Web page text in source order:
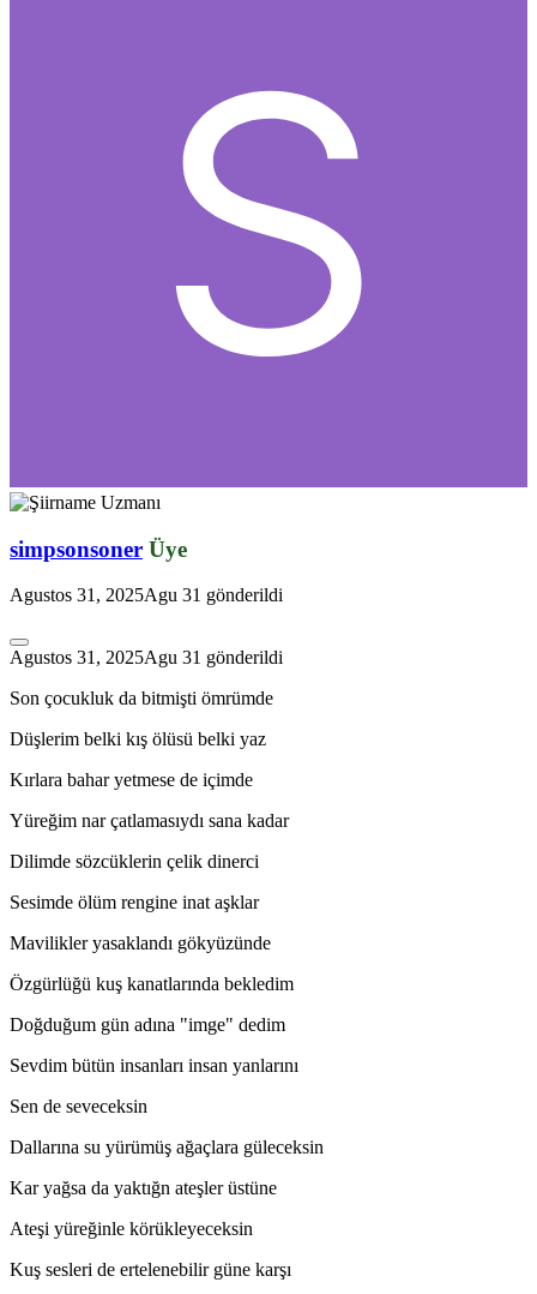
simpsonsoner Üye
Agustos 31, 2025Agu 31 gönderildi
Agustos 31, 2025Agu 31 gönderildi
Son çocukluk da bitmişti ömrümde
Düşlerim belki kış ölüsü belki yaz
Kırlara bahar yetmese de içimde
Yüreğim nar çatlamasıydı sana kadar
Dilimde sözcüklerin çelik dinerci
Sesimde ölüm rengine inat aşklar
Mavilikler yasaklandı gökyüzünde
Özgürlüğü kuş kanatlarında bekledim
Doğduğum gün adına "imge" dedim
Sevdim bütün insanları insan yanlarını
Sen de seveceksin
Dallarına su yürümüş ağaçlara güleceksin
Kar yağsa da yaktığn ateşler üstüne
Ateşi yüreğinle körükleyeceksin
Kuş sesleri de ertelenebilir güne karşı